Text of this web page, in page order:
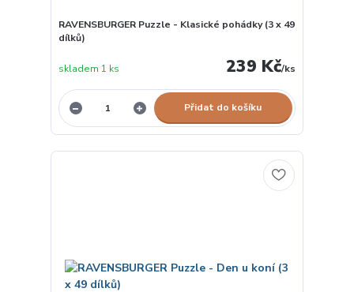
RAVENSBURGER Puzzle - Klasické pohádky (3 x 49
dílků)
239 Kč/ks
skladem 1 ks
Přidat do košíku